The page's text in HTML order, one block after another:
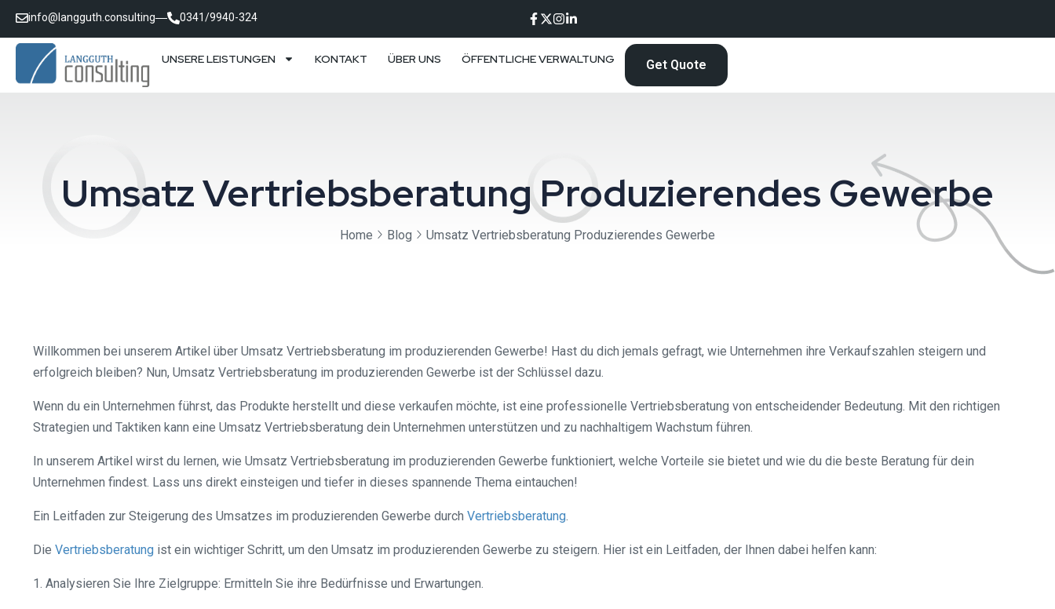
info@langguth.consulting 0341/9940-324
UNSERE LEISTUNGEN KONTAKT ÜBER UNS ÖFFENTLICHE VERWALTUNG Get Quote
Umsatz Vertriebsberatung Produzierendes Gewerbe
Home Blog Umsatz Vertriebsberatung Produzierendes Gewerbe
Willkommen bei unserem Artikel über Umsatz Vertriebsberatung im produzierenden Gewerbe! Hast du dich jemals gefragt, wie Unternehmen ihre Verkaufszahlen steigern und
erfolgreich bleiben? Nun, Umsatz Vertriebsberatung im produzierenden Gewerbe ist der Schlüssel dazu.
Wenn du ein Unternehmen führst, das Produkte herstellt und diese verkaufen möchte, ist eine professionelle Vertriebsberatung von entscheidender Bedeutung. Mit den richtigen
Strategien und Taktiken kann eine Umsatz Vertriebsberatung dein Unternehmen unterstützen und zu nachhaltigem Wachstum führen.
In unserem Artikel wirst du lernen, wie Umsatz Vertriebsberatung im produzierenden Gewerbe funktioniert, welche Vorteile sie bietet und wie du die beste Beratung für dein
Unternehmen findest. Lass uns direkt einsteigen und tiefer in dieses spannende Thema eintauchen!
Ein Leitfaden zur Steigerung des Umsatzes im produzierenden Gewerbe durch Vertriebsberatung.
Die Vertriebsberatung ist ein wichtiger Schritt, um den Umsatz im produzierenden Gewerbe zu steigern. Hier ist ein Leitfaden, der Ihnen dabei helfen kann:
1. Analysieren Sie Ihre Zielgruppe: Ermitteln Sie ihre Bedürfnisse und Erwartungen.